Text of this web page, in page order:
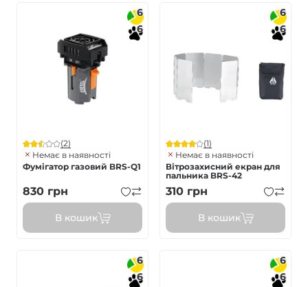
6
6
(2)
Немає в наявності
Фумігатор газовий BRS-Q1
830 грн
В кошик
6
6
(1)
Немає в наявності
Вітрозахисний екран для
пальника BRS-42
310 грн
В кошик
6
6
6
6